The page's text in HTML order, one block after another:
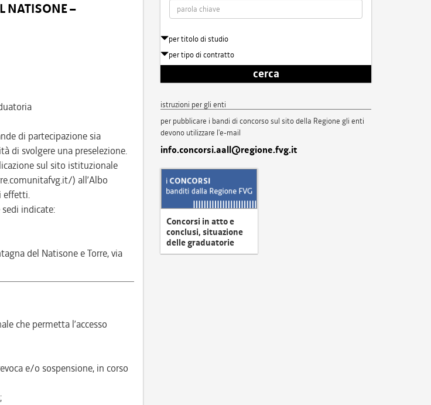
NATISONE –
di partecipazione sia
di svolgere una preselezione.
sul sito istituzionale
) all’Albo
effetti.
sedi indicate:
del Natisone e Torre, via
che permetta l’accesso
e/o sospensione, in corso
per titolo di studio
per tipo di contratto
cerca
istruzioni per gli enti
per pubblicare i bandi di concorso sul sito della Regione gli enti
devono utilizzare l'e-mail
info.concorsi.aall@regione.fvg.it
Concorsi in atto e
conclusi, situazione
delle graduatorie